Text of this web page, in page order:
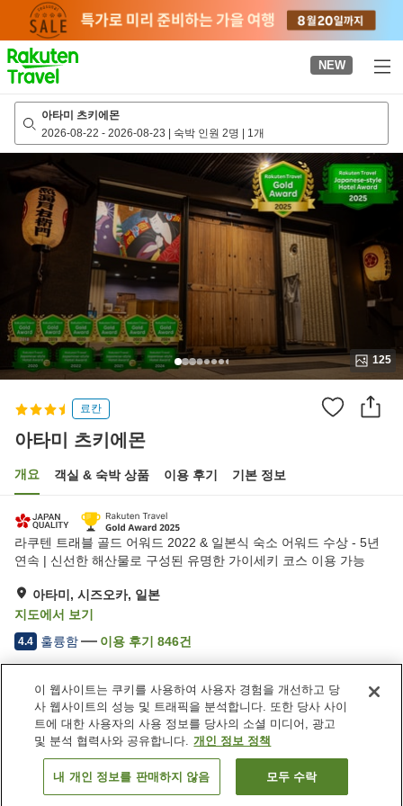
page
NEW
아타미 츠키에몬
2026-08-22 - 2026-08-23 | 숙박 인원 2명 | 1개
125
료칸
아타미 츠키에몬
개요 객실 & 숙박 상품 이용 후기 기본 정보
라쿠텐 트래블 골드 어워드 2022 & 일본식 숙소 어워드 수상 - 5년
연속 | 신선한 해산물로 구성된 유명한 가이세키 코스 이용 가능
아타미, 시즈오카, 일본
지도에서 보기
4.4 훌륭함 이용 후기 846건
숙소 편의 시설/서비스
주차장
레스토랑
상점
노천탕 (온천)
일본 시즈오카 아타미 아타미 츠키에몬
객실 보기
이 웹사이트는 쿠키를 사용하여 사용자 경험을 개선하고 당
사 웹사이트의 성능 및 트래픽을 분석합니다. 또한 당사 사이
트에 대한 사용자의 사용 정보를 당사의 소셜 미디어, 광고
및 분석 협력사와 공유합니다. 개인 정보 정책
내 개인 정보를 판매하지 않음 모두 수락